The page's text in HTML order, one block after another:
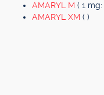
AMARYL M ( 1 mg:
AMARYL XM ( )